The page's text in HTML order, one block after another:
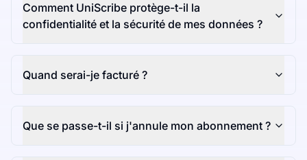
Comment UniScribe protège-t-il la
confidentialité et la sécurité de mes données ?
Quand serai-je facturé ?
Que se passe-t-il si j'annule mon abonnement ?